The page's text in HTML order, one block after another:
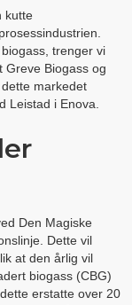
kutte
trenger vi
Greve Biogass og
markedet
Leistad i Enova.
Den Magiske
Dette vil
at den årlig vil
biogass (CBG)
erstatte over 20